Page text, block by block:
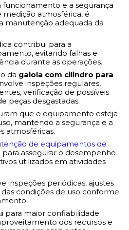
funcionamento e a segurança
atmosférica, é
manutenção adequada da
contribui para a
evitando falhas e
durante as operações.
da gaiola com cilindro para
inspeções regulares,
verificação de possíveis
peças desgastadas.
que o equipamento esteja
mantendo a segurança e a
atmosféricas.
de equipamentos de
para assegurar o desempenho
utilizados em atividades
inspeções periódicas, ajustes
condições de uso conforme
para maior confiabilidade
dos recursos e